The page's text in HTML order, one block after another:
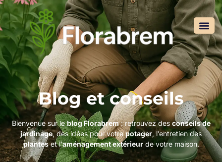
Blog et conseils
Bienvenue sur leblog Florabrem: retrouvez desconseils de
jardinage, des idées pour votrepotager, l’entretien des
planteset l’aménagement extérieurde votre maison.